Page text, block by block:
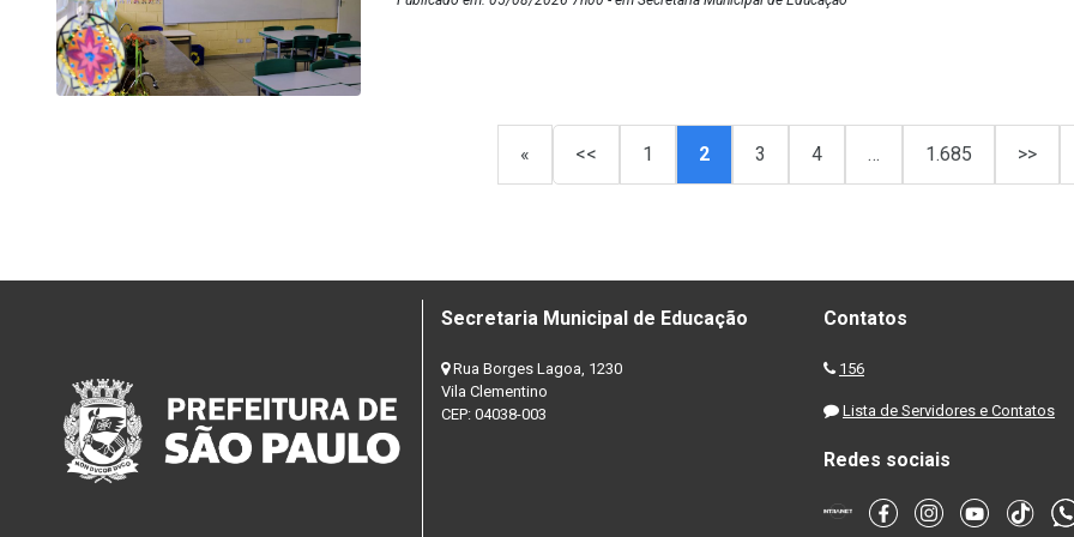
« << 1 2 3 4 … 1.685 >>
Secretaria Municipal de Educação
Rua Borges Lagoa, 1230
Vila Clementino
CEP: 04038-003
Contatos
156
Lista de Servidores e Contatos
Redes sociais